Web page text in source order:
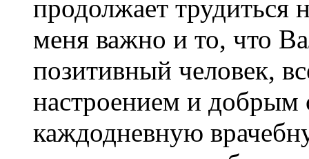
продолжает трудиться
меня важно и то, что
позитивный человек,
настроением и добрым
каждодневную